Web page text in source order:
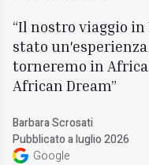
Il nostro viaggio in
stato
torneremo in
African Dream
Barbara Scrosati
Pubblicato a luglio 2026
Google